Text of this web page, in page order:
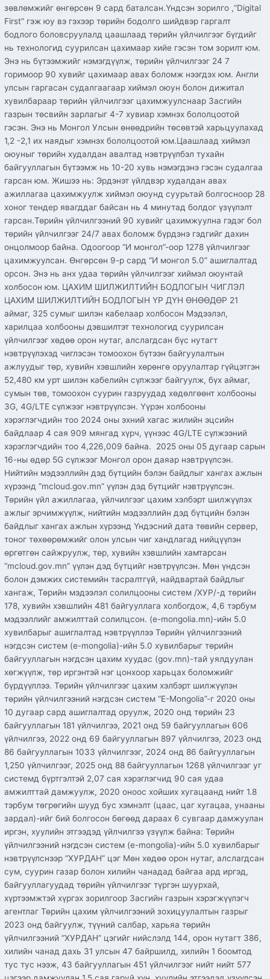
зөвлөмжийг өнгөрсөн 9 сард баталсан.Үндсэн зорилго ,“Digital
First” гэж юу вэ гэхээр төрийн бодолго шийдвэр гаргалт
бодлого боловсруулалд цаашлаад төрийн үйлчилгээг бүгдийг
нь технологид суурилсан цахимаар хийе гэсэн том зорилт юм.
Энэ нь бүтээмжийг нэмэгдүүлж, төрийн үйлчилгээг 24 7
горимоор 90 хувийг цахимаар авах боломж нээгдэх юм. Англи
улсын гаргасан судалгаагаар хиймэл оюун болон дижитал
хувилбараар төрийн үйлчилгээг цахимжуулснаар Засгийн
газрын төсвийн зарлагыг 4-7 хувиар хэмнэх бололцоотой
гэсэн. Энэ нь Монгол Улсын өнөөдрийн төсөвтэй харьцуулахад
1,2 -2,1 их наядыг хэмнэх бололцоотой юм.Цаашлаад хиймэл
оюуныг төрийн худалдан авалтад нэвтрүүлбэл тухайн
байгууллагын бүтээмж нь 10-20 хувь нэмэгдэнэ гэсэн судалгаа
гарсан юм. Жишээ нь: Эрдэнэт үйлдвэр худалдан авах
ажиллагаа цахимжуулж хиймэл оюунд суурьтай болгосноор 28
хоног тендер явагддаг байсан нь 4 минутад болдог үзүүлэлт
гарсан.Төрийн үйлчилгээний 90 хувийг цахимжуулна гэдэг бол
төрийн үйлчилгээг 24/7 авах боломж бүрдэнэ гэдгийг дахин
онцолмоор байна. Одоогоор “И монгол”-оор 1278 үйлчилгээг
цахимжуулсан. Өнгөрсөн 9-р сард “И монгол 5.0” ашиглалтад
орсон. Энэ нь анх удаа төрийн үйлчилгээг хиймэл оюунтай
холбосон юм. ЦАХИМ ШИЛЖИЛТИЙН БОДЛОГЫН ЧИГЛЭЛ
ЦАХИМ ШИЛЖИЛТИЙН БОДЛОГЫН ҮР ДҮН ӨНӨӨДӨР 21
аймаг, 325 сумыг шилэн кабелаар холбосон Мэдээлэл,
харилцаа холбооны дэвшилтэт технологид суурилсан
үйлчилгээг хөдөө орон нутаг, алслагдсан бүс нутагт
нэвтрүүлэхэд чиглэсэн томоохон бүтээн байгуулалтын
ажлуудыг төр, хувийн хэвшлийн хөрөнгө оруулалтар гүйцэтгэн
52,480 км урт шилэн кабелийн сүлжээг байгуулж, бүх аймаг,
сумын төв, томоохон суурин газруудад хөдөлгөөнт холбооны
3G, 4G/LTE сүлжээг нэвтрүүлсэн. Үүрэн холбооны
хэрэглэгчдийн тоо 2024 оны эхний хагас жилийн эцсийн
байдлаар 4 сая 909 мянгад хүрч, үүнээс 4G/LTE сүлжээний
хэрэглэгчдийн тоо 4,226,009 байна. 2025 оны 05 дугаар сарын
16-ны өдөр 5G сүлжээг Монгол орон даяар нэвтрүүлсэн.
Нийтийн мэдээллийн дэд бүтцийн бэлэн байдлыг хангах ажлын
хүрээнд “mcloud.gov.mn” үүлэн дэд бүтцийг нэвтрүүлсэн.
Төрийн үйл ажиллагаа, үйлчилгээг цахим хэлбэрт шилжүүлэх
ажлыг эрчимжүүлж, нийтийн мэдээллийн дэд бүтцийн бэлэн
байдлыг хангах ажлын хүрээнд Үндэсний дата төвийн сервер,
тоног төхөөрөмжийг олон улсын чиг хандлагад нийцүүлэн
өргөтгөн сайжруулж, төр, хувийн хэвшлийн хамтарсан
“mcloud.gov.mn” үүлэн дэд бүтцийг нэвтрүүлсэн. Мөн үндсэн
болон дэмжих системийн тасралтгүй, найдвартай байдлыг
хангаж, Төрийн мэдээлэл солилцооны систем /ХУР/-д төрийн
178, хувийн хэвшлийн 481 байгууллага холбогдож, 4,6 тэрбум
мэдээллийг амжилттай солилцсон. (e-mongolia.mn)-ийн 5.0
хувилбарыг ашиглалтад нэвтрүүллээ Төрийн үйлчилгээний
нэгдсэн систем (e-mongolia)-ийн 5.0 хувилбарыг төрийн
байгууллагын нэгдсэн цахим хуудас (gov.mn)-тай уялдуулан
хөгжүүлж, төр иргэнтэй нэг цонхоор харьцах боломжийг
бүрдүүллээ. Төрийн үйлчилгээг цахим хэлбэрт шилжүүлэн
төрийн үйлчилгээний нэгдсэн систем “E-Mongolia”-г 2020 оны
10 дугаар сард ашиглалтад оруулж, 2020 онд төрийн 23
байгууллагын 181 үйлчилгээ, 2021 онд 59 байгууллагын 606
үйлчилгээ, 2022 онд 69 байгууллагын 897 үйлчилгээ, 2023 онд
86 байгууллагын 1033 үйлчилгээг, 2024 онд 86 байгууллагын
1,250 үйлчилгээг, 2025 онд 88 байгууллагын 1268 үйлчилгээг уг
системд бүртгэлтэй 2,07 сая хэрэглэгчид 90 сая удаа
амжилттай дамжуулж, 2020 оноос хойших хугацаанд нийт 1.8
тэрбум төгрөгийн шууд бус хэмнэлт (цаас, цаг хугацаа, унааны
зардал)-ийг бий болгосон бөгөөд дараах 6 сувгаар дамжуулан
иргэн, хуулийн этгээдэд үйлчилгээ үзүүлж байна: Төрийн
үйлчилгээний нэгдсэн систем (e-mongolia)-ийн 5.0 хувилбарыг
нэвтрүүлснээр “ХУРДАН” цэг Мөн хөдөө орон нутаг, алслагдсан
сум, суурин газар болон хилийн чанадад байгаа ард иргэд,
байгууллагуудад төрийн үйлчилгээг түргэн шуурхай,
хүртээмжтэй хүргэх зорилгоор Засгийн газрын хэрэгжүүлэгч
агентлаг Төрийн цахим үйлчилгээний зохицуулалтын газрыг
2023 онд байгуулж, түүний салбар, харьяа төрийн
үйлчилгээний “ХУРДАН” цэгийг нийслэлд 144, орон нутагт 386,
хилийн чанад дахь 31 улсын 47 байршилд, хилийн 1 боомтод
тус тус нээж, 43 байгууллагын 451 үйлчилгээг нийт нийт 577